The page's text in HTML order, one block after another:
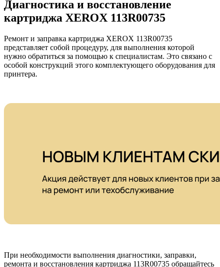
Диагностика и восстановление
картриджа XEROX 113R00735
Ремонт и заправка картриджа XEROX 113R00735
представляет собой процедуру, для выполнения которой
нужно обратиться за помощью к специалистам. Это связано с
особой конструкций этого комплектующего оборудования для
принтера.
При необходимости выполнения диагностики, заправки,
ремонта и восстановления картриджа 113R00735 обращайтесь